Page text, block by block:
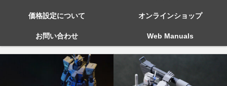
価格設定について オンラインショップ
お問い合わせ Web Manuals